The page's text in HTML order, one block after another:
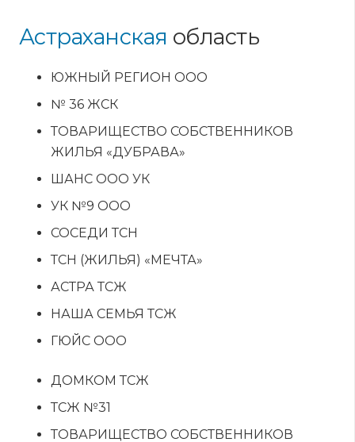
Астраханская область
ЮЖНЫЙ РЕГИОН ООО
№ 36 ЖСК
ТОВАРИЩЕСТВО СОБСТВЕННИКОВ
ЖИЛЬЯ «ДУБРАВА»
ШАНС ООО УК
УК №9 ООО
СОСЕДИ ТСН
ТСН (ЖИЛЬЯ) «МЕЧТА»
АСТРА ТСЖ
НАША СЕМЬЯ ТСЖ
ГЮЙС ООО
ДОМКОМ ТСЖ
ТСЖ №31
ТОВАРИЩЕСТВО СОБСТВЕННИКОВ